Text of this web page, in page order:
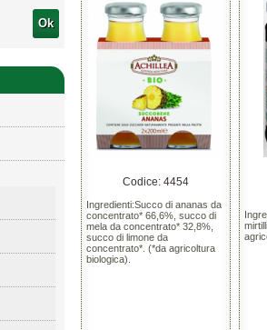
Ok
Codice: 4454
Ingredienti:Succo di ananas da
concentrato* 66,6%, succo di
mela da concentrato* 32,8%,
succo di limone da
concentrato*. (*da agricoltura
biologica).